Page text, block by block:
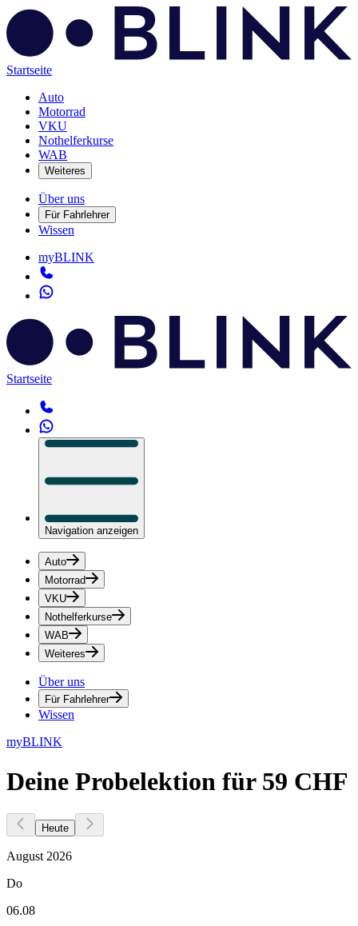
Startseite
Auto
Motorrad
VKU
Nothelferkurse
WAB
Weiteres
Über uns
Für Fahrlehrer
Wissen
myBLINK
Startseite
Navigation anzeigen
Auto
Motorrad
VKU
Nothelferkurse
WAB
Weiteres
Über uns
Für Fahrlehrer
Wissen
myBLINK
Deine Probelektion für 59 CHF
Heute
August 2026
Do
06.08